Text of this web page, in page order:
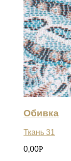
Обивка
Ткань 31
0,00Р